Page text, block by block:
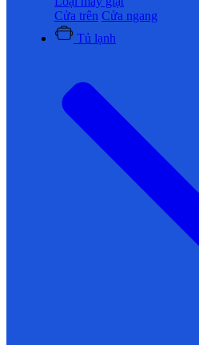
Cửa trên Cửa ngang
Tủ lạnh